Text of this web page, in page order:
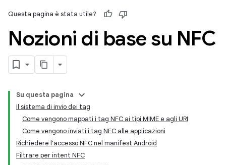
Questa pagina è stata utile?
Nozioni di base su NFC
Su questa pagina
Il sistema di invio dei tag
Come vengono mappati i tag NFC ai tipi MIME e agli URI
Come vengono inviati i tag NFC alle applicazioni
Richiedere l'accesso NFC nel manifest Android
Filtrare per intent NFC